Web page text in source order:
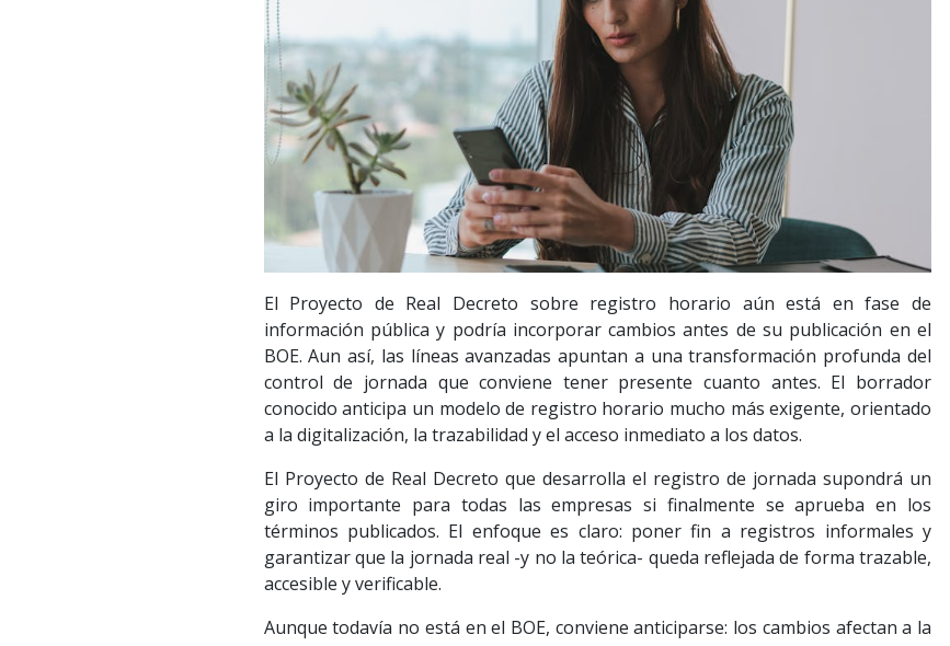
El Proyecto de Real Decreto sobre registro horario aún está en fase de
información pública y podría incorporar cambios antes de su publicación en el
BOE. Aun así, las líneas avanzadas apuntan a una transformación profunda del
control de jornada que conviene tener presente cuanto antes. El borrador
conocido anticipa un modelo de registro horario mucho más exigente, orientado
a la digitalización, la trazabilidad y el acceso inmediato a los datos.
El Proyecto de Real Decreto que desarrolla el registro de jornada supondrá un
giro importante para todas las empresas si finalmente se aprueba en los
términos publicados. El enfoque es claro: poner fin a registros informales y
garantizar que la jornada real -y no la teórica- queda reflejada de forma trazable,
accesible y verificable.
Aunque todavía no está en el BOE, conviene anticiparse: los cambios afectan a la